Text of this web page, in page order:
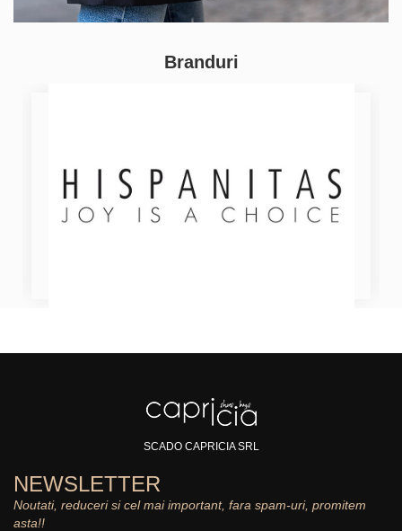
Branduri
SCADO CAPRICIA SRL
NEWSLETTER
Noutati, reduceri si cel mai important, fara spam-uri, promitem
asta!!